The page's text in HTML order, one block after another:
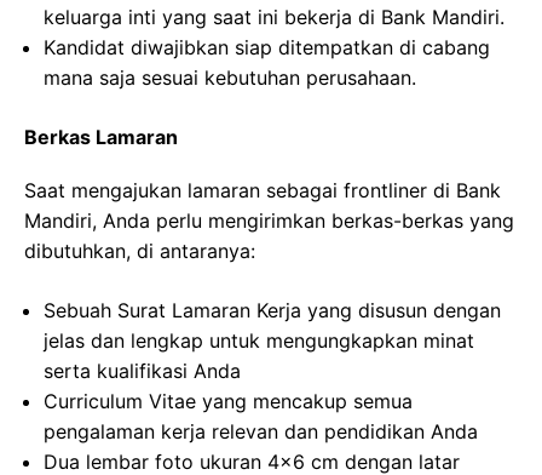
keluarga inti yang saat ini bekerja di Bank Mandiri.
Kandidat diwajibkan siap ditempatkan di cabang
mana saja sesuai kebutuhan perusahaan.
Berkas Lamaran
Saat mengajukan lamaran sebagai frontliner di Bank
Mandiri, Anda perlu mengirimkan berkas-berkas yang
dibutuhkan, di antaranya:
Sebuah Surat Lamaran Kerja yang disusun dengan
jelas dan lengkap untuk mengungkapkan minat
serta kualifikasi Anda
Curriculum Vitae yang mencakup semua
pengalaman kerja relevan dan pendidikan Anda
Dua lembar foto ukuran 4×6 cm dengan latar